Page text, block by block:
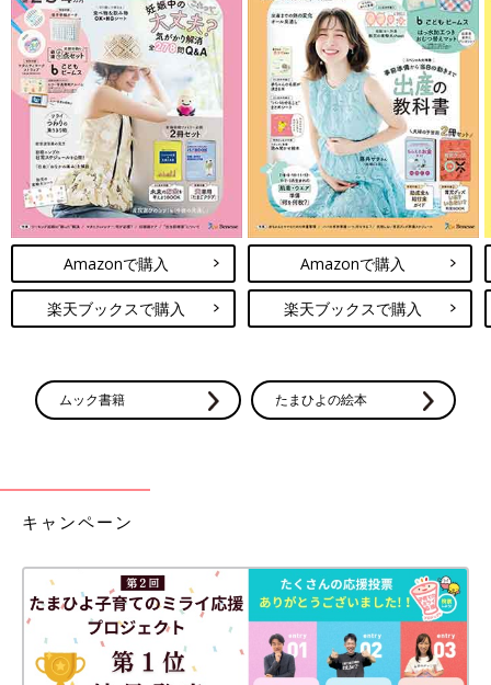
Amazonで購入
楽天ブックスで購入
Amazonで購入
楽天ブックスで購入
ムック書籍 たまひよの絵本
キャンペーン